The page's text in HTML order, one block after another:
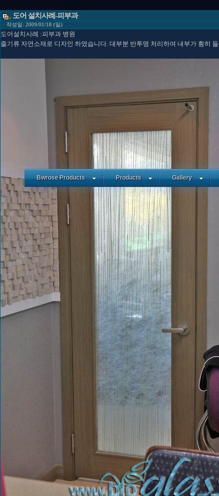
Bwrose Products Products Gallery
도어 설치사례-피부과
ㆍ작성일: 2009/01/18 (일)
도어설치사례 :피부과 병원
줄기류 자연소재로 디자인 하였습니다. 대부분 반투명 처리하여 내부가 훤히